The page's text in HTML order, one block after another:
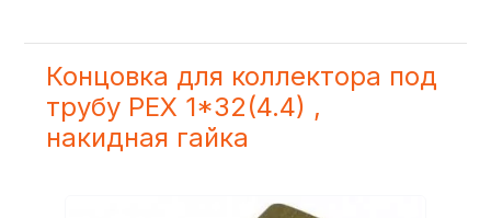
Концовка для коллектора под
трубу PEX 1*32(4.4) ,
накидная гайка